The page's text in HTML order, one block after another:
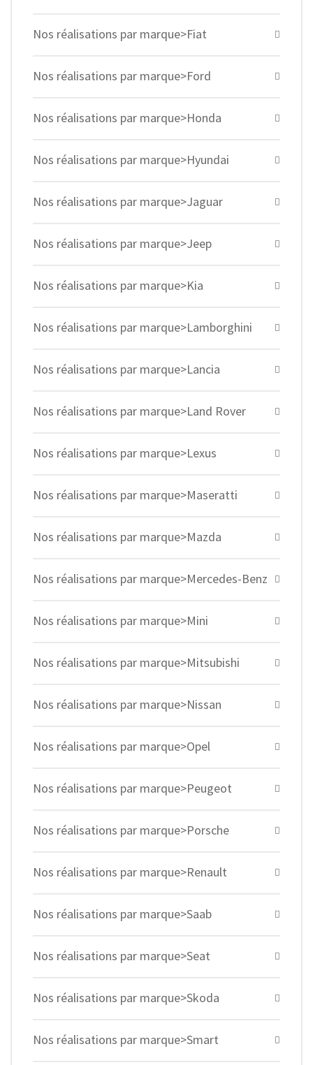
Nos réalisations par marque>Fiat
Nos réalisations par marque>Ford
Nos réalisations par marque>Honda
Nos réalisations par marque>Hyundai
Nos réalisations par marque>Jaguar
Nos réalisations par marque>Jeep
Nos réalisations par marque>Kia
Nos réalisations par marque>Lamborghini
Nos réalisations par marque>Lancia
Nos réalisations par marque>Land Rover
Nos réalisations par marque>Lexus
Nos réalisations par marque>Maseratti
Nos réalisations par marque>Mazda
Nos réalisations par marque>Mercedes-Benz
Nos réalisations par marque>Mini
Nos réalisations par marque>Mitsubishi
Nos réalisations par marque>Nissan
Nos réalisations par marque>Opel
Nos réalisations par marque>Peugeot
Nos réalisations par marque>Porsche
Nos réalisations par marque>Renault
Nos réalisations par marque>Saab
Nos réalisations par marque>Seat
Nos réalisations par marque>Skoda
Nos réalisations par marque>Smart